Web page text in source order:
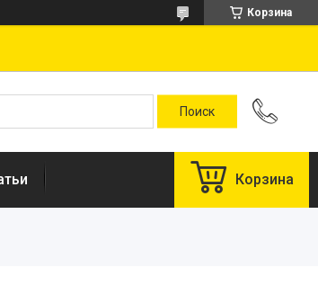
Корзина
Корзина